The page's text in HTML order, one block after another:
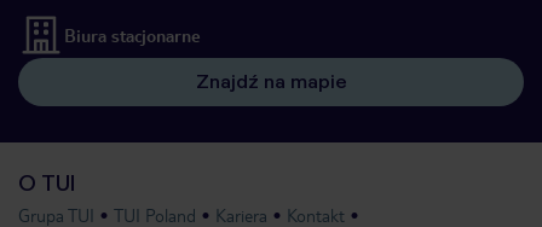
Biura stacjonarne
Znajdź na mapie
O TUI
Grupa TUI TUI Poland Kariera
Kontakt